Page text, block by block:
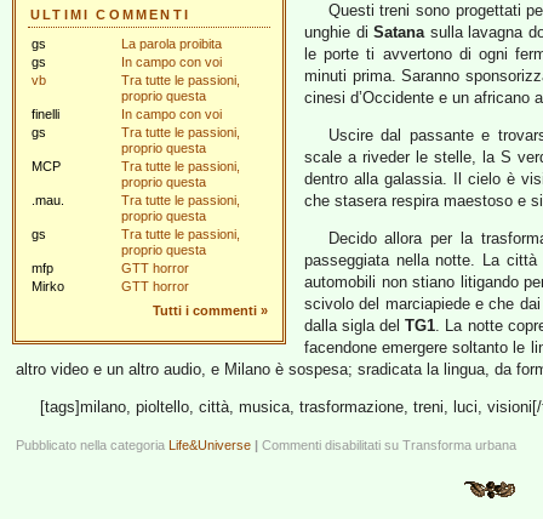
ULTIMI COMMENTI
gs
La parola proibita
gs
In campo con voi
vb
Tra tutte le passioni,
proprio questa
finelli
In campo con voi
gs
Tra tutte le passioni,
proprio questa
MCP
Tra tutte le passioni,
proprio questa
.mau.
Tra tutte le passioni,
proprio questa
gs
Tra tutte le passioni,
proprio questa
mfp
GTT horror
Mirko
GTT horror
Tutti i commenti »
Questi treni sono progettati
unghie diSatanasulla lavagna
le porte ti avvertono di ogni
minuti prima. Saranno
cinesi d’Occidente e un africano
Uscire dal passante e
scale a riveder le stelle, la S
dentro alla galassia. Il cielo è
che stasera respira maestoso e
Decido allora per la
passeggiata nella notte. La
automobili non stiano litigando
scivolo del marciapiede e che
dalla sigla delTG1. La notte
facendone emergere soltanto le
altro video e un altro audio, e Milano è sospesa; sradicata la lingua, da
[tags]milano, pioltello, città, musica, trasformazione, treni, luci,
Pubblicato nella categoria Life&Universe | Commenti disabilitati su Transforma urbana